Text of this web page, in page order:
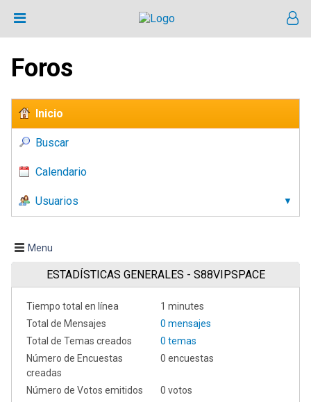
Foros
Inicio
Buscar
Calendario
Usuarios
Menu
ESTADÍSTICAS GENERALES - S88VIPSPACE
Tiempo total en línea
1 minutes
Total de Mensajes
0 mensajes
Total de Temas creados
0 temas
Número de Encuestas
creadas
0 encuestas
Número de Votos emitidos 0 votos